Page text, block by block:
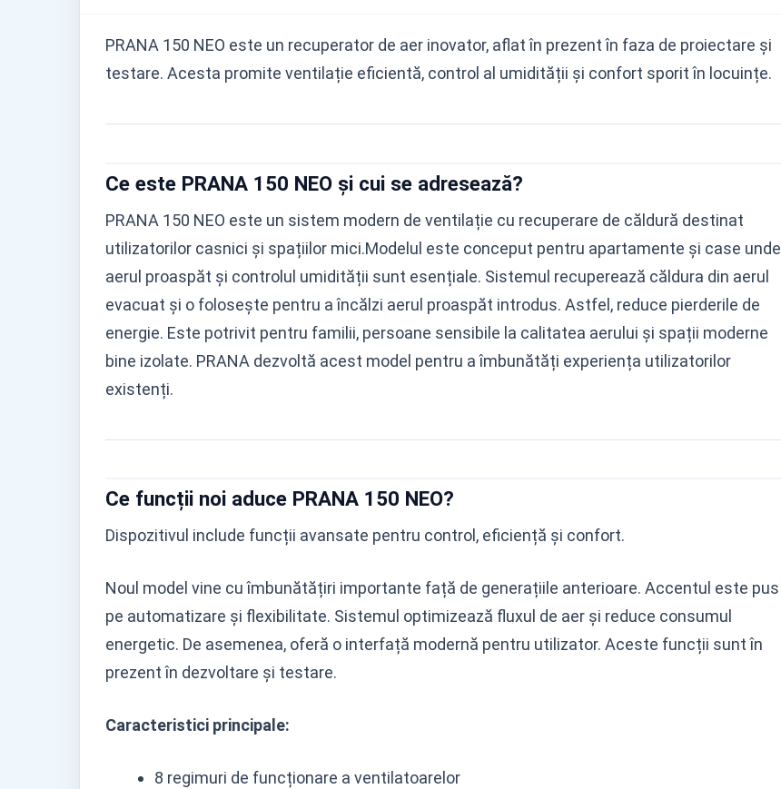
PRANA 150 NEO este un recuperator de aer inovator, aflat în prezent în faza de proiectare și
testare. Acesta promite ventilație eficientă, control al umidității și confort sporit în locuințe.
Ce este PRANA 150 NEO și cui se adresează?
PRANA 150 NEO este un sistem modern de ventilație cu recuperare de căldură destinat
utilizatorilor casnici și spațiilor mici.Modelul este conceput pentru apartamente și case unde
aerul proaspăt și controlul umidității sunt esențiale. Sistemul recuperează căldura din aerul
evacuat și o folosește pentru a încălzi aerul proaspăt introdus. Astfel, reduce pierderile de
energie. Este potrivit pentru familii, persoane sensibile la calitatea aerului și spații moderne
bine izolate. PRANA dezvoltă acest model pentru a îmbunătăți experiența utilizatorilor
existenți.
Ce funcții noi aduce PRANA 150 NEO?
Dispozitivul include funcții avansate pentru control, eficiență și confort.
Noul model vine cu îmbunătățiri importante față de generațiile anterioare. Accentul este pus
pe automatizare și flexibilitate. Sistemul optimizează fluxul de aer și reduce consumul
energetic. De asemenea, oferă o interfață modernă pentru utilizator. Aceste funcții sunt în
prezent în dezvoltare și testare.
Caracteristici principale:
8 regimuri de funcționare a ventilatoarelor